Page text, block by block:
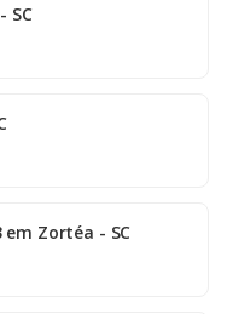
SC
Zortéa - SC